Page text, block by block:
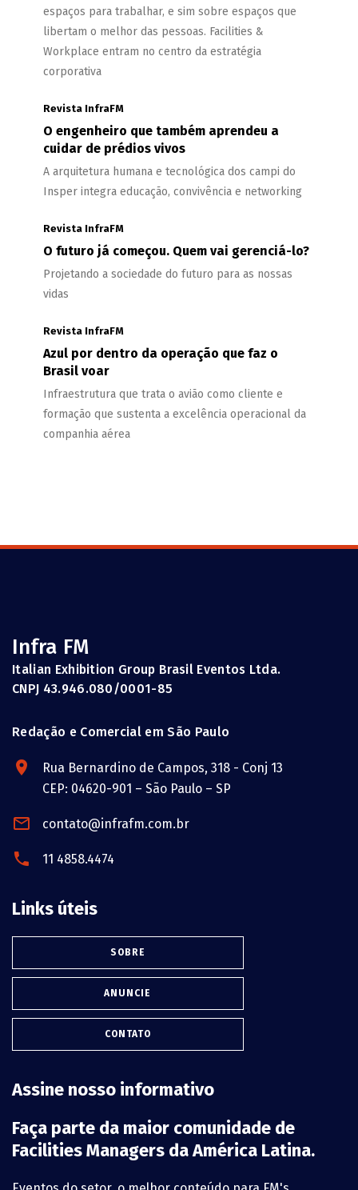
espaços para trabalhar, e sim sobre espaços que
libertam o melhor das pessoas. Facilities &
Workplace entram no centro da estratégia
corporativa
Revista InfraFM
O engenheiro que também aprendeu a
cuidar de prédios vivos
A arquitetura humana e tecnológica dos campi do
Insper integra educação, convivência e networking
Revista InfraFM
O futuro já começou. Quem vai gerenciá-lo?
Projetando a sociedade do futuro para as nossas
vidas
Revista InfraFM
Azul por dentro da operação que faz o
Brasil voar
Infraestrutura que trata o avião como cliente e
formação que sustenta a excelência operacional da
companhia aérea
Infra FM
Italian Exhibition Group Brasil Eventos Ltda.
CNPJ 43.946.080/0001-85
Redação e Comercial em São Paulo
Rua Bernardino de Campos, 318 - Conj 13
CEP: 04620-901 – São Paulo – SP
contato@infrafm.com.br
11 4858.4474
Links úteis
SOBRE
ANUNCIE
CONTATO
Assine nosso informativo
Faça parte da maior comunidade de
Facilities Managers da América Latina.